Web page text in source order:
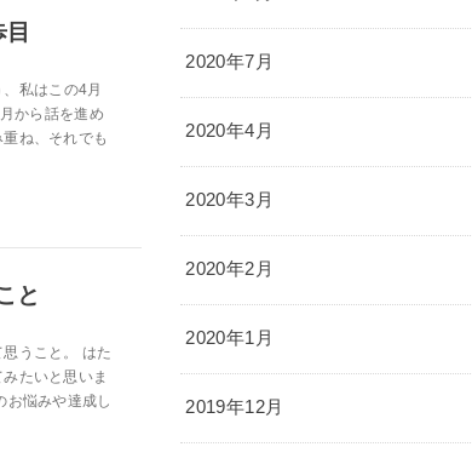
私はこの4月
から話を進め
ね、それでも
と
うこと。 はた
たいと思いま
お悩みや達成し
2020年7月
2020年4月
2020年3月
2020年2月
2020年1月
2019年12月